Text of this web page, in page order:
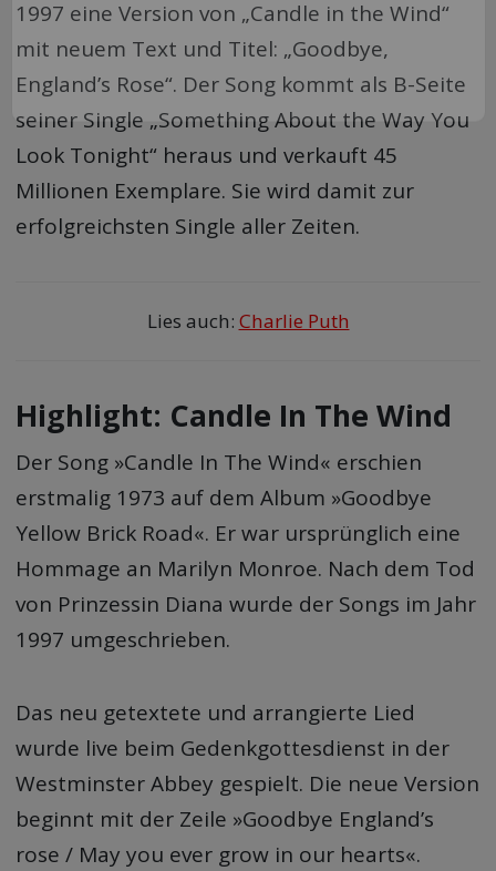
1997 eine Version von „Candle in the Wind“
mit neuem Text und Titel: „Goodbye,
England’s Rose“. Der Song kommt als B-Seite
seiner Single „Something About the Way You
Look Tonight“ heraus und verkauft 45
Millionen Exemplare. Sie wird damit zur
erfolgreichsten Single aller Zeiten.
Lies auch: Charlie Puth
Highlight: Candle In The Wind
Der Song »Candle In The Wind« erschien
erstmalig 1973 auf dem Album »Goodbye
Yellow Brick Road«. Er war ursprünglich eine
Hommage an Marilyn Monroe. Nach dem Tod
von Prinzessin Diana wurde der Songs im Jahr
1997 umgeschrieben.
Das neu getextete und arrangierte Lied
wurde live beim Gedenkgottesdienst in der
Westminster Abbey gespielt. Die neue Version
beginnt mit der Zeile »Goodbye England’s
rose / May you ever grow in our hearts«.